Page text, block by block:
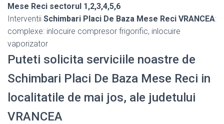
Mese Reci sectorul 1,2,3,4,5,6
Interventii Schimbari Placi De Baza Mese Reci VRANCEA:
complexe: inlocuire compresor frigorific, inlocuire
vaporizator
Puteti solicita serviciile noastre de
Schimbari Placi De Baza Mese Reci in
localitatile de mai jos, ale judetului
VRANCEA